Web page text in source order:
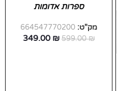
ספרות אדומות
מק"ט: 664547770200
599.00₪
349.00 ₪